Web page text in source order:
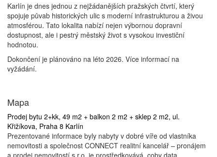
Karlín je dnes jednou z nejžádanějších pražských čtvrtí, který
spojuje půvab historických ulic s moderní infrastrukturou a živou
atmosférou. Tato lokalita nabízí nejen výbornou dopravní
dostupnost, ale i pestrý městský život s vysokou investiční
hodnotou.
Dokončení je plánováno na léto 2026. Více informací na
vyžádání.
Mapa
Prodej bytu 2+kk, 49 m2 + balkon 2 m2 + sklep 2 m2, ul.
Křižíkova, Praha 8 Karlín
Prezentované informace byly nabyty v dobré víře od vlastníka
nemovitosti a společnost CONNECT realitní kancelář – pronájem
a prodej nemovitostí s.r.o. je prostředkovává, coby data